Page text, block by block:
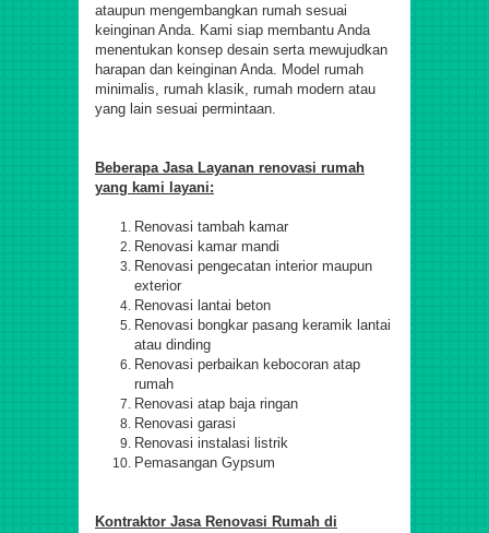
ataupun mengembangkan rumah sesuai
keinginan Anda. Kami siap membantu Anda
menentukan konsep desain serta mewujudkan
harapan dan keinginan Anda. Model rumah
minimalis, rumah klasik, rumah modern atau
yang lain sesuai permintaan.
Beberapa Jasa Layanan renovasi rumah
yang kami layani:
Renovasi tambah kamar
Renovasi kamar mandi
Renovasi pengecatan interior maupun
exterior
Renovasi lantai beton
Renovasi bongkar pasang keramik lantai
atau dinding
Renovasi perbaikan kebocoran atap
rumah
Renovasi atap baja ringan
Renovasi garasi
Renovasi instalasi listrik
Pemasangan Gypsum
Kontraktor Jasa Renovasi Rumah di